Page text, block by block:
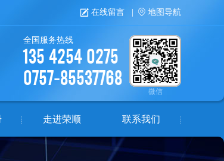
在线留言 地图导航
微信
全国服务热线
135 4254 0275
0757-85537768
走进荣顺 联系我们